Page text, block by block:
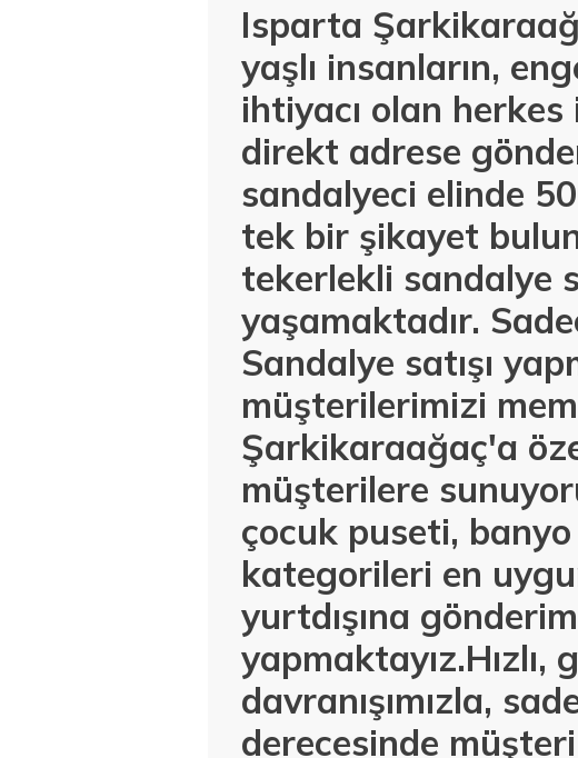
Isparta
yaşlı insanların,
ihtiyacı olan herkes
direkt adrese
sandalyeci elinde
tek bir şikayet
tekerlekli sandalye
yaşamaktadır.
Sandalye satışı
müşterilerimizi
Şarkikaraağaç'a
müşterilere
çocuk puseti,
kategorileri en
yurtdışına
davranışımızla,
derecesinde